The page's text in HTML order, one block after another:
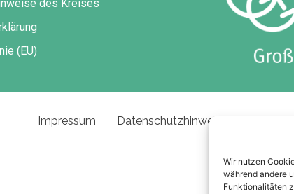
Wir nutzen
während andere
Funktionalitäten
des Kreises
(EU)
Impressum Datenschutzhinweise des Kreises